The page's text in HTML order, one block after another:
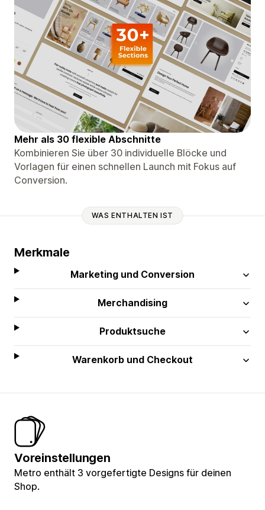
Mehr als 30 flexible Abschnitte
Kombinieren Sie über 30 individuelle Blöcke und
Vorlagen für einen schnellen Launch mit Fokus auf
Conversion.
WAS ENTHALTEN IST
Merkmale
Marketing und Conversion
Merchandising
Produktsuche
Warenkorb und Checkout
Voreinstellungen
Metro enthält 3 vorgefertigte Designs für deinen
Shop.